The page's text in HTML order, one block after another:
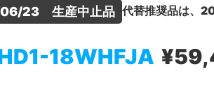
23　生産中止品 代替推奨品は、
18WHFJA